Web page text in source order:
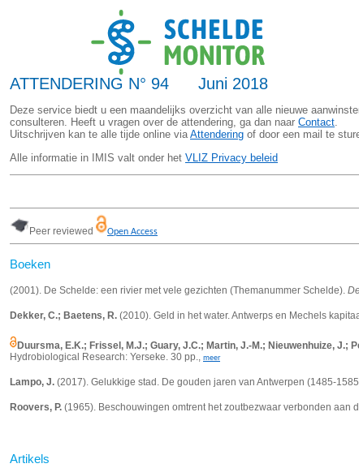
ATTENDERING N° 94 Juni 2018
Deze service biedt u een maandelijks overzicht van alle nieuwe
consulteren. Heeft u vragen over de attendering, ga dan naar Contact.
Uitschrijven kan te alle tijde online viaAttendering of door een mail te
Alle informatie in IMIS valt onder het VLIZ Privacy beleid
Peer reviewed Open Access
Boeken
(2001). De Schelde: een rivier met vele gezichten (Themanummer Schelde).
Dekker, C.; Baetens, R. (2010). Geld in het water. Antwerps en Mechels
Duursma, E.K.; Frissel, M.J.; Guary, J.C.; Martin, J.-M.; Nieuwenhuize, J.;
Hydrobiological Research: Yerseke. 30 pp., meer
Lampo, J. (2017). Gelukkige stad. De gouden jaren van Antwerpen (1485-
Roovers, P. (1965). Beschouwingen omtrent het zoutbezwaar verbonden
Artikels